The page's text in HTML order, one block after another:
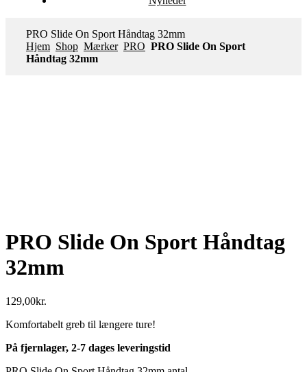
PRO Slide On Sport Håndtag 32mm
Hjem Shop Mærker PRO PRO Slide On Sport
Håndtag 32mm
PRO Slide On Sport Håndtag
32mm
129,00kr.
Komfortabelt greb til længere ture!
På fjernlager, 2-7 dages leveringstid